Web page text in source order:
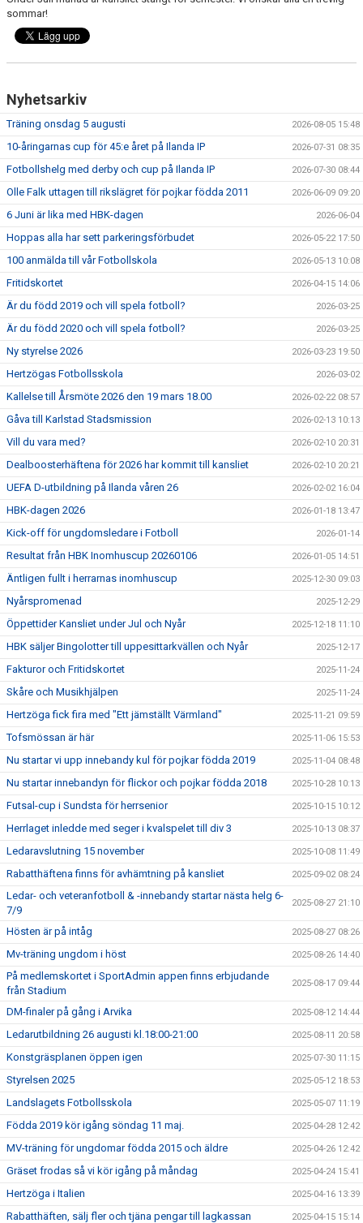
FRISPARKEN
BLI MEDLEM
KONTAKTER & LAG
FÖRENINGSDOKUMENT_GAMLA
SPONSORER
FÖRENINGSDOKUMENT
sommar!
Nyhetsarkiv
Träning onsdag 5 augusti 2026-08-05 15:48
10-åringarnas cup för 45:e året på Ilanda IP 2026-07-31 08:35
Fotbollshelg med derby och cup på Ilanda IP 2026-07-30 08:44
Olle Falk uttagen till rikslägret för pojkar födda 2011 2026-06-09 09:20
6 Juni är lika med HBK-dagen 2026-06-04
Hoppas alla har sett parkeringsförbudet 2026-05-22 17:50
100 anmälda till vår Fotbollskola 2026-05-13 10:08
Fritidskortet 2026-04-15 14:06
Är du född 2019 och vill spela fotboll? 2026-03-25
Är du född 2020 och vill spela fotboll? 2026-03-25
Ny styrelse 2026 2026-03-23 19:50
Hertzögas Fotbollsskola 2026-03-02
Kallelse till Årsmöte 2026 den 19 mars 18.00 2026-02-22 08:57
Gåva till Karlstad Stadsmission 2026-02-13 10:13
Vill du vara med? 2026-02-10 20:31
Dealboosterhäftena för 2026 har kommit till kansliet 2026-02-10 20:21
UEFA D-utbildning på Ilanda våren 26 2026-02-02 16:04
HBK-dagen 2026 2026-01-18 13:47
Kick-off för ungdomsledare i Fotboll 2026-01-14
Resultat från HBK Inomhuscup 20260106 2026-01-05 14:51
Äntligen fullt i herrarnas inomhuscup 2025-12-30 09:03
Nyårspromenad 2025-12-29
Öppettider Kansliet under Jul och Nyår 2025-12-18 11:10
HBK säljer Bingolotter till uppesittarkvällen och Nyår 2025-12-17
Fakturor och Fritidskortet 2025-11-24
Skåre och Musikhjälpen 2025-11-24
Hertzöga fick fira med "Ett jämställt Värmland" 2025-11-21 09:59
Tofsmössan är här 2025-11-06 15:53
Nu startar vi upp innebandy kul för pojkar födda 2019 2025-11-04 08:48
Nu startar innebandyn för flickor och pojkar födda 2018 2025-10-28 10:13
Futsal-cup i Sundsta för herrsenior 2025-10-15 10:12
Herrlaget inledde med seger i kvalspelet till div 3 2025-10-13 08:37
Ledaravslutning 15 november 2025-10-08 11:49
Rabatthäftena finns för avhämtning på kansliet 2025-09-02 08:24
Ledar- och veteranfotboll & -innebandy startar nästa helg 6-
7/9
2025-08-27 21:10
Hösten är på intåg 2025-08-27 08:26
Mv-träning ungdom i höst 2025-08-26 14:40
På medlemskortet i SportAdmin appen finns erbjudande
från Stadium
2025-08-17 09:44
DM-finaler på gång i Arvika 2025-08-12 14:44
Ledarutbildning 26 augusti kl.18:00-21:00 2025-08-11 20:58
Konstgräsplanen öppen igen 2025-07-30 11:15
Styrelsen 2025 2025-05-12 18:53
Landslagets Fotbollsskola 2025-05-07 11:19
Födda 2019 kör igång söndag 11 maj. 2025-04-28 12:42
MV-träning för ungdomar födda 2015 och äldre 2025-04-26 12:42
Gräset frodas så vi kör igång på måndag 2025-04-24 15:41
Hertzöga i Italien 2025-04-16 13:39
Rabatthäften, sälj fler och tjäna pengar till lagkassan 2025-04-15 15:14